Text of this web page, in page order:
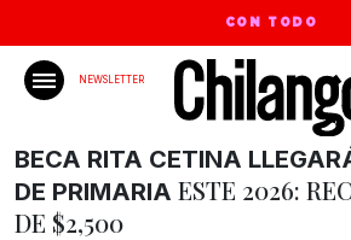
CON TODO
NEWSLETTER
BECA RITA CETINA
DE PRIMARIA ESTE 2026:
DE $2,500